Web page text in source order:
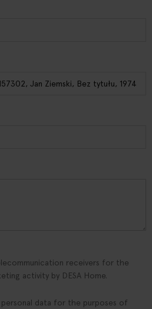
receivers for the
activity by DESA Home.
personal data for the purposes of